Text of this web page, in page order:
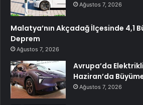
Ağustos 7, 2026
Malatya’nın Akçadağ İlçesinde 4,1
Deprem
Ağustos 7, 2026
Avrupa’da
Haziran’da
Ağustos 7, 2026